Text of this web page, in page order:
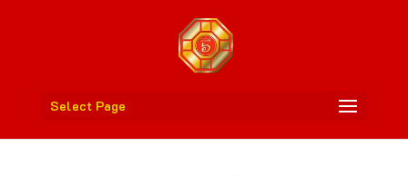
Select Page